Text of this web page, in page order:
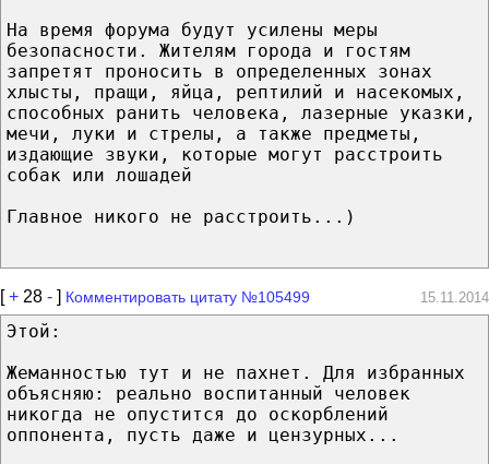
На время форума будут усилены меры
безопасности. Жителям города и гостям
запретят проносить в определенных зонах
хлысты, пращи, яйца, рептилий и насекомых,
способных ранить человека, лазерные указки,
мечи, луки и стрелы, а также предметы,
издающие звуки, которые могут расстроить
собак или лошадей
Главное никого не расстроить...)
[+ 28 - ] Комментировать цитату №105499 15.11.2014
Этой:
Жеманностью тут и не пахнет. Для избранных
объясняю: реально воспитанный человек
никогда не опустится до оскорблений
оппонента, пусть даже и цензурных...